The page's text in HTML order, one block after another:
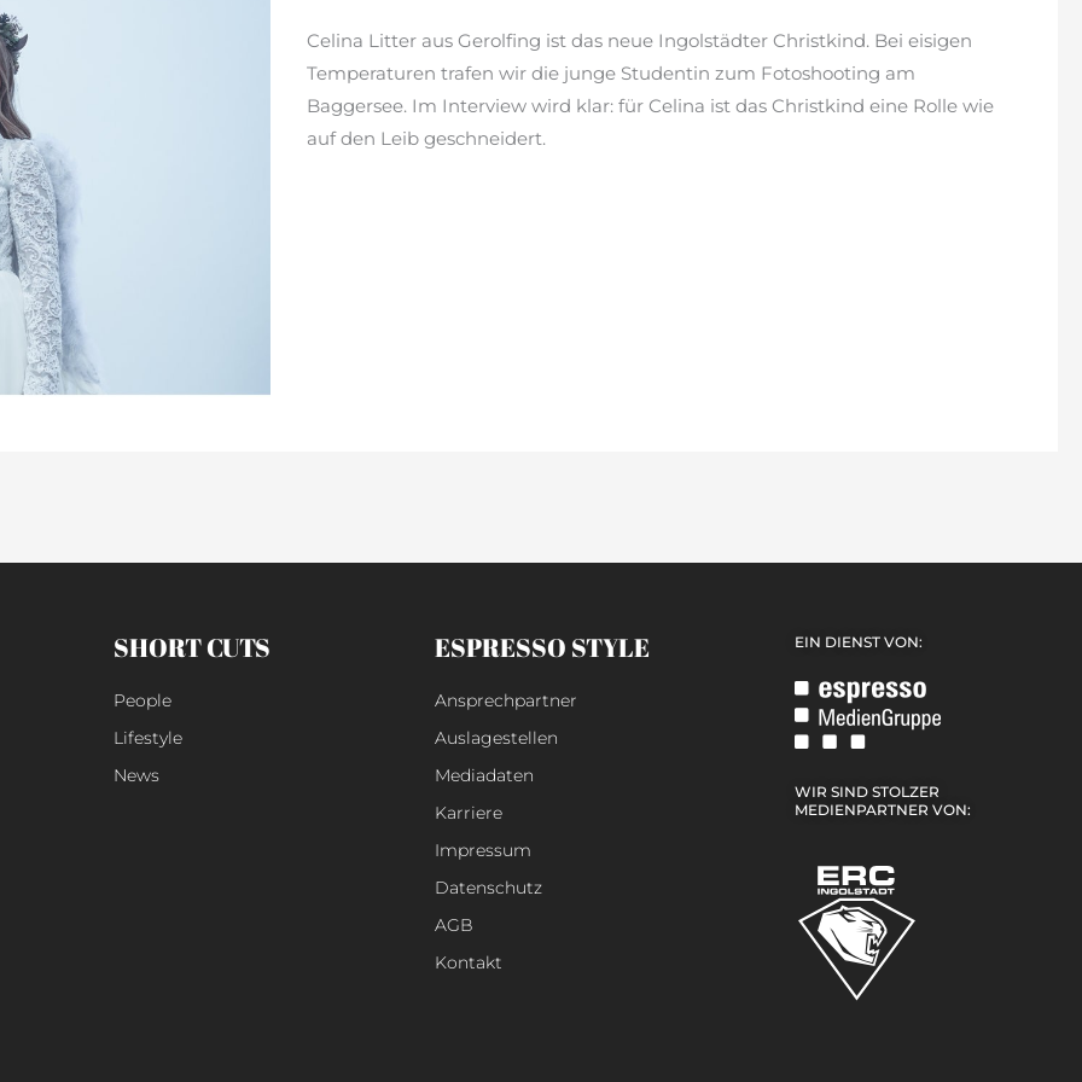
Celina Litter aus Gerolfing ist das neue Ingolstädter Christkind. Bei eisigen
Temperaturen trafen wir die junge Studentin zum Fotoshooting am
Baggersee. Im Interview wird klar: für Celina ist das Christkind eine Rolle wie
auf den Leib geschneidert.
Prinzessin
SHORT CUTS
People
Lifestyle
News
ESPRESSO STYLE
Ansprechpartner
Auslagestellen
Mediadaten
Karriere
Impressum
Datenschutz
AGB
Kontakt
EIN DIENST VON:
WIR SIND STOLZER
MEDIENPARTNER VON: